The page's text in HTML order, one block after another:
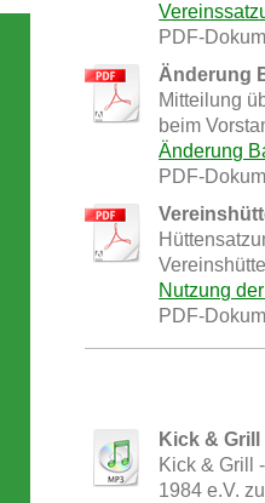
PDF-
Änderung
Mitteilung
beim
Änderung
PDF-
Nutzung
PDF-
Kick &
Kick & Grill
1984 e.V.